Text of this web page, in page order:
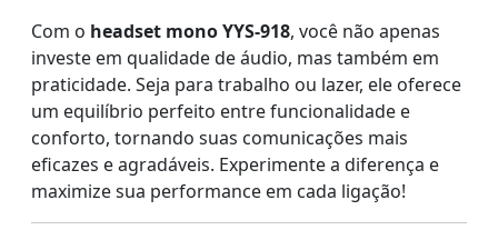
Com o headset mono YYS-918, você não apenas
investe em qualidade de áudio, mas também em
praticidade. Seja para trabalho ou lazer, ele oferece
um equilíbrio perfeito entre funcionalidade e
conforto, tornando suas comunicações mais
eficazes e agradáveis. Experimente a diferença e
maximize sua performance em cada ligação!